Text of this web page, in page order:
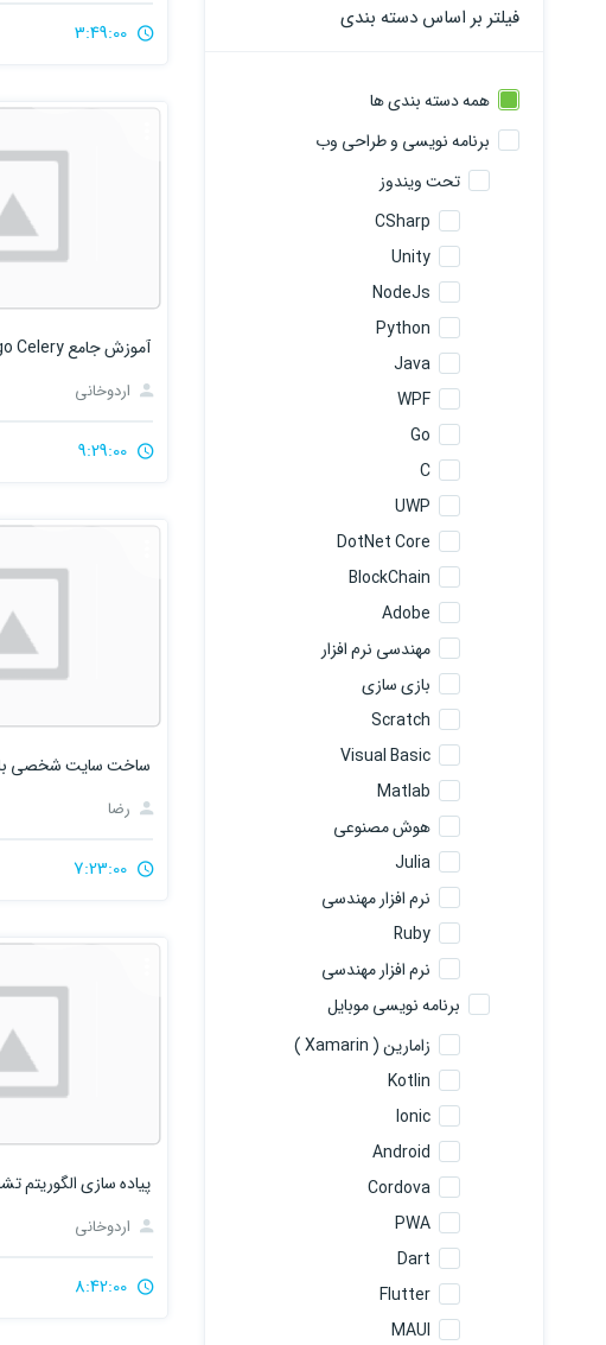
فیلتر بر اساس دسته بندی
همه دسته بندی ها
برنامه نویسی و طراحی وب
تحت ویندوز
CSharp
Unity
NodeJs
Python
Java
WPF
Go
C
UWP
DotNet Core
BlockChain
Adobe
مهندسی نرم افزار
بازی سازی
Scratch
Visual Basic
Matlab
هوش مصنوعی
Julia
نرم افزار مهندسی
Ruby
نرم افزار مهندسی
برنامه نویسی موبایل
زامارین ( Xamarin )
Kotlin
Ionic
Android
Cordova
PWA
Dart
Flutter
MAUI
3:49:00
آموزش جامع Django Celery
اردوخانی
9:29:00
ساخت سایت شخصی
رضا
7:23:00
اردوخانی
8:42:00